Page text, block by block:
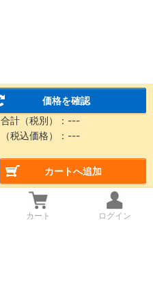
価格を確認
合計（税別）：---
（税込価格）：---
カートへ追加
カート ログイン